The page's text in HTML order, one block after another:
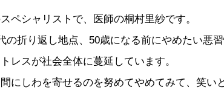
ペシャリストで、医師の桐村里紗です。
の折り返し地点、50歳になる前にやめたい悪
レスが社会全体に蔓延しています。
にしわを寄せるのを努めてやめてみて、笑い